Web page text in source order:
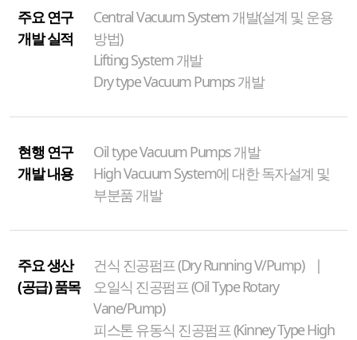
주요 연구
개발 실적
Central Vacuum System 개발(설계 및 운용
방법)
Lifting System 개발
Dry type Vacuum Pumps 개발
현행 연구
개발 내용
Oil type Vacuum Pumps 개발
High Vacuum System에 대한 독자설계 및
부분품 개발
주요 생산
(공급) 품목
건식 진공펌프 (Dry Running V/Pump) |
오일식 진공펌프 (Oil Type Rotary
Vane/Pump)
피스톤 유동식 진공펌프 (Kinney Type High